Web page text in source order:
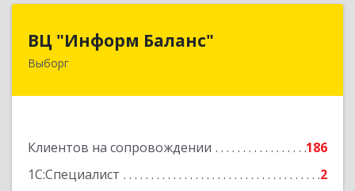
ВЦ "Информ Баланс"
Выборг
Клиентов на сопровождении
186
1С:Специалист
2
188800, Ленинградская обл, Выборгский р-н,